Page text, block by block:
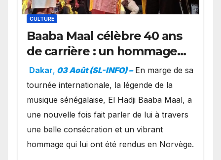
CULTURE
Baaba Maal célèbre 40 ans
de carrière : un hommage
exceptionnel à Oslo en
présence de la famille
royale.
Dakar, 03 Août (SL-INFO) – ​En marge de sa
tournée internationale, la légende de la
musique sénégalaise, El Hadji Baaba Maal, a
une nouvelle fois fait parler de lui à travers
une belle consécration et un vibrant
hommage qui lui ont été rendus en Norvège.